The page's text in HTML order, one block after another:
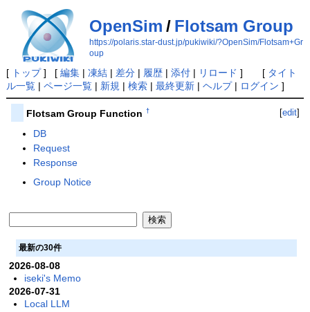
OpenSim / Flotsam Group
https://polaris.star-dust.jp/pukiwiki/?OpenSim/Flotsam+Gr
oup
[ トップ] [ 編集| 凍結| 差分| 履歴| 添付| リロード ] [ タイト
ル一覧| ページ一覧| 新規 | 検索| 最終更新| ヘルプ| ログイン ]
Flotsam Group Function † [edit]
DB
Request
Response
Group Notice
最新の30件
2026-08-08
iseki's Memo
2026-07-31
Local LLM